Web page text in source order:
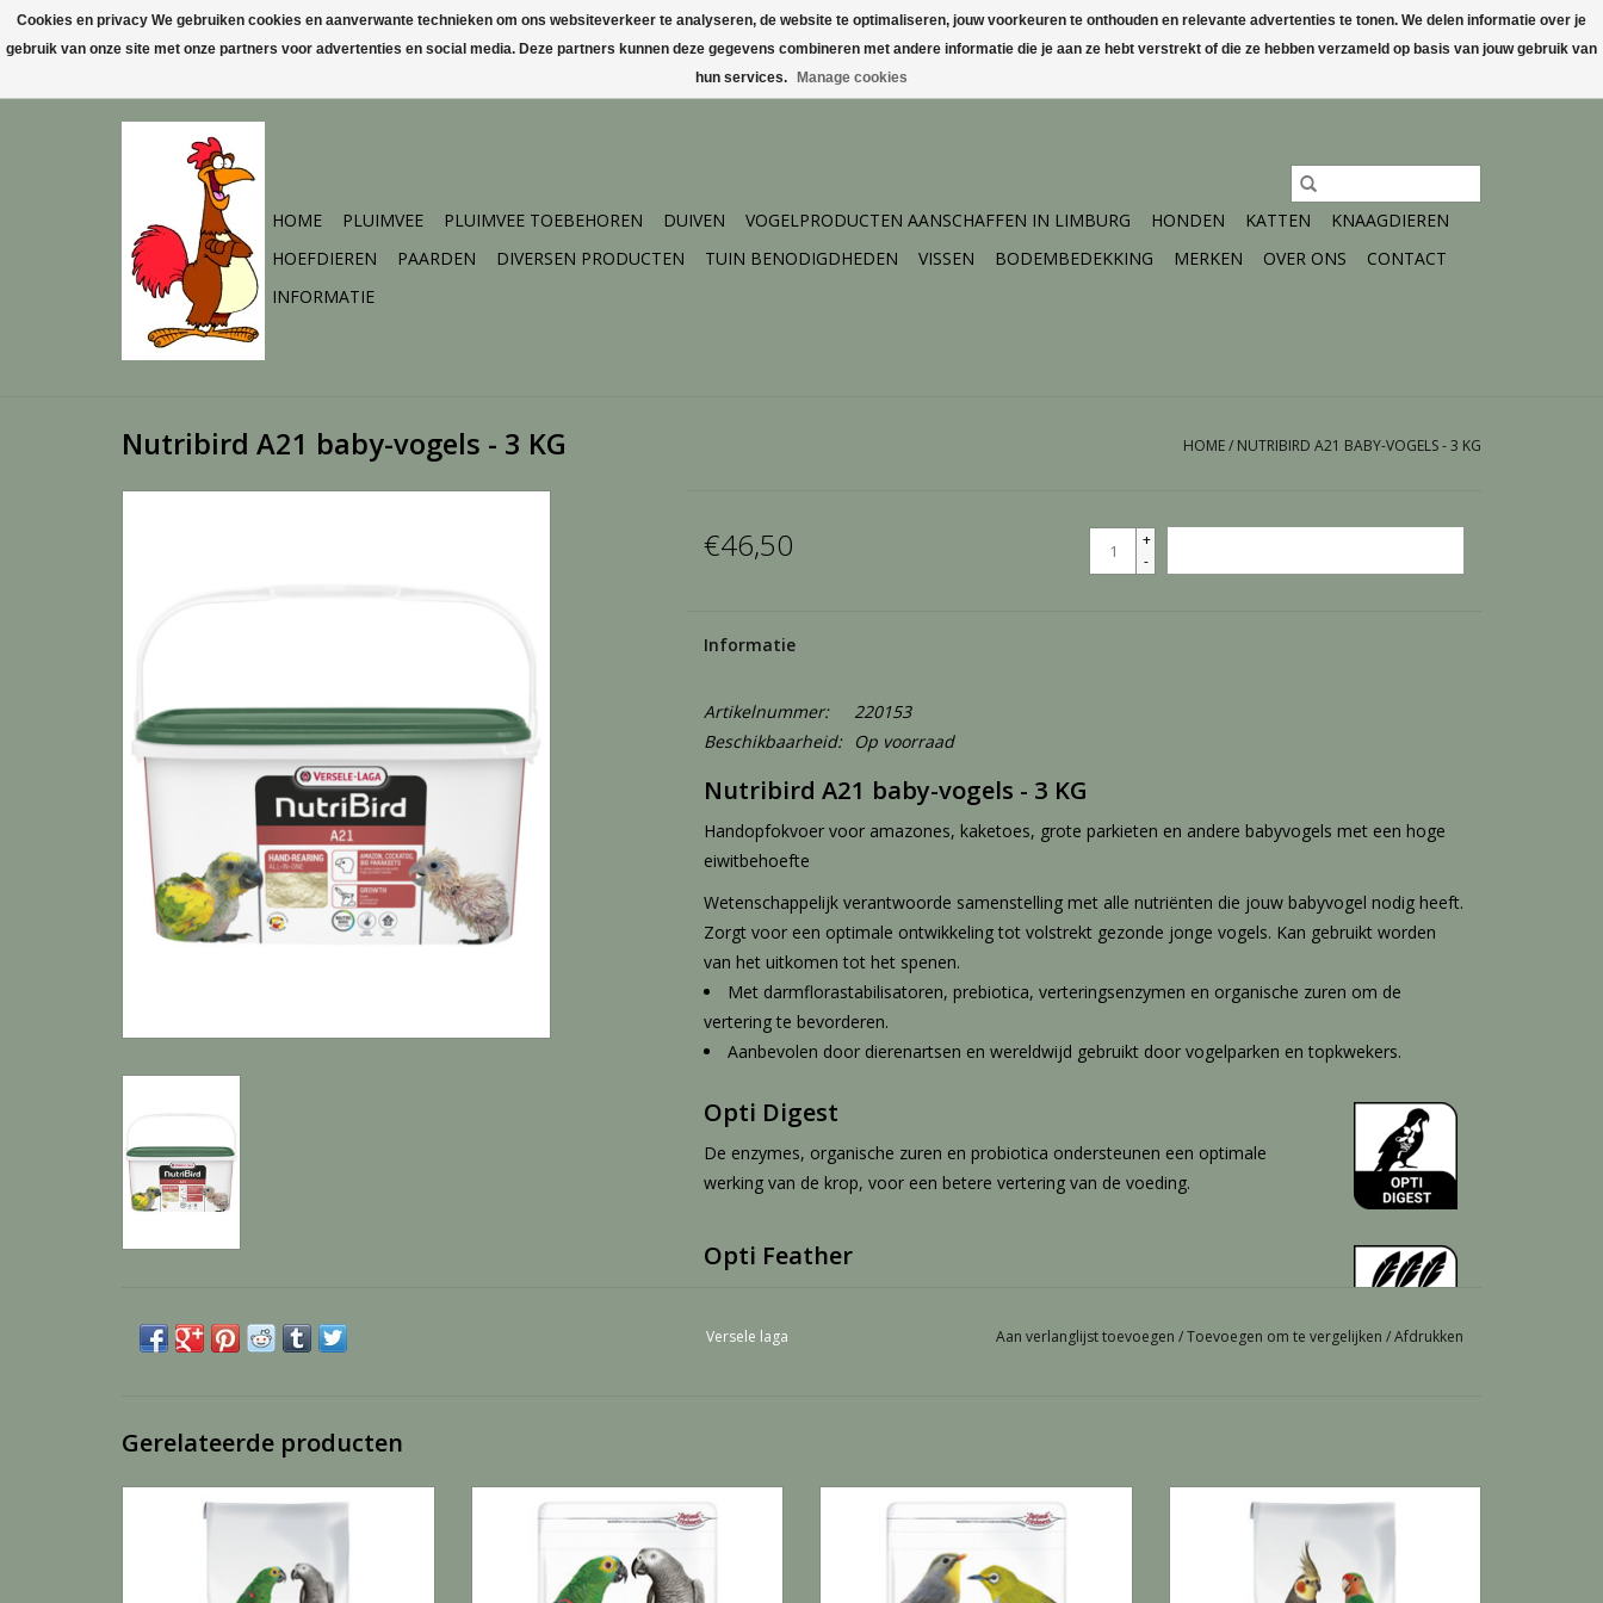
Mijn account / Registreren
HOME PLUIMVEE PLUIMVEE TOEBEHOREN DUIVEN VOGELPRODUCTEN AANSCHAFFEN IN LIMBURG HONDEN KATTEN
KNAAGDIEREN
HOEFDIEREN
PAARDEN DIVERSEN PRODUCTEN TUIN BENODIGDHEDEN VISSEN BODEMBEDEKKING MERKEN OVER ONS
CONTACT
INFORMATIE
Nutribird A21 baby-vogels - 3 KG HOME/ NUTRIBIRD A21 BABY-VOGELS - 3 KG
€46,50
+
-
Informatie
Artikelnummer:
220153
Beschikbaarheid:
Op voorraad
Nutribird A21 baby-vogels - 3 KG
Handopfokvoer voor amazones, kaketoes, grote parkieten en andere babyvogels met een hoge
eiwitbehoefte
Wetenschappelijk verantwoorde samenstelling met alle nutriënten die jouw babyvogel nodig heeft.
Zorgt voor een optimale ontwikkeling tot volstrekt gezonde jonge vogels. Kan gebruikt worden
van het uitkomen tot het spenen.
Met darmflorastabilisatoren, prebiotica, verteringsenzymen en organische zuren om de
vertering te bevorderen.
Aanbevolen door dierenartsen en wereldwijd gebruikt door vogelparken en topkwekers.
Opti Digest
De enzymes, organische zuren en probiotica ondersteunen een optimale
werking van de krop, voor een betere vertering van de voeding.
Opti Feather
Versele laga Aan verlanglijst toevoegen /Toevoegen om te vergelijken /Afdrukken
Gerelateerde producten
Nutribird P15 original - 10 KG
TOEVOEGEN AAN WINKELWAGEN
TOEVOEGEN AAN WINKELWAGEN
Nutribird G14 original - 10 KG
Cookies en privacy We gebruiken cookies en aanverwante technieken om ons websiteverkeer te analyseren, de website te optimaliseren, jouw voorkeuren te onthouden en relevante advertenties te tonen. We delen informatie over je
gebruik van onze site met onze partners voor advertenties en social media. Deze partners kunnen deze gegevens combineren met andere informatie die je aan ze hebt verstrekt of die ze hebben verzameld op basis van jouw gebruik van
hun services.
Manage cookies